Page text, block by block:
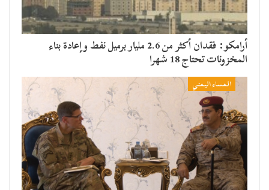
أرامكو: فقدان أكثر من 2.6 مليار برميل نفط وإعادة بناء
المخزونات تحتاج 18 شهرا
المساء اليمني